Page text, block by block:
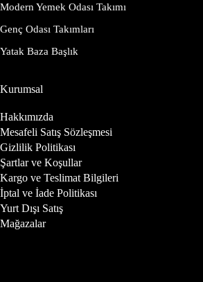
Modern Yemek Odası Takımı
Genç Odası Takımları
Yatak Baza Başlık
Kurumsal
Hakkımızda
Mesafeli Satış Sözleşmesi
Gizlilik Politikası
Şartlar ve Koşullar
Kargo ve Teslimat Bilgileri
İptal ve İade Politikası
Yurt Dışı Satış
Mağazalar